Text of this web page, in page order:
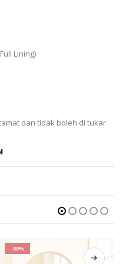
Lining)
dan tidak boleh di tukar
-80%